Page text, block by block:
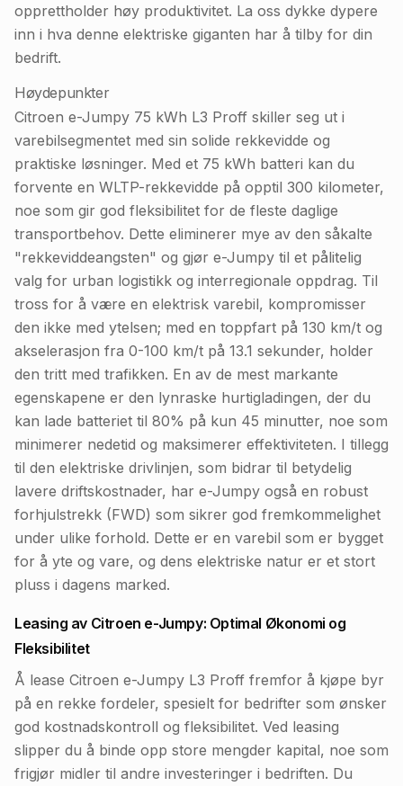
opprettholder høy produktivitet. La oss dykke dypere
inn i hva denne elektriske giganten har å tilby for din
bedrift.
Høydepunkter
Citroen e-Jumpy 75 kWh L3 Proff skiller seg ut i
varebilsegmentet med sin solide rekkevidde og
praktiske løsninger. Med et 75 kWh batteri kan du
forvente en WLTP-rekkevidde på opptil 300 kilometer,
noe som gir god fleksibilitet for de fleste daglige
transportbehov. Dette eliminerer mye av den såkalte
"rekkeviddeangsten" og gjør e-Jumpy til et pålitelig
valg for urban logistikk og interregionale oppdrag. Til
tross for å være en elektrisk varebil, kompromisser
den ikke med ytelsen; med en toppfart på 130 km/t og
akselerasjon fra 0-100 km/t på 13.1 sekunder, holder
den tritt med trafikken. En av de mest markante
egenskapene er den lynraske hurtigladingen, der du
kan lade batteriet til 80% på kun 45 minutter, noe som
minimerer nedetid og maksimerer effektiviteten. I tillegg
til den elektriske drivlinjen, som bidrar til betydelig
lavere driftskostnader, har e-Jumpy også en robust
forhjulstrekk (FWD) som sikrer god fremkommelighet
under ulike forhold. Dette er en varebil som er bygget
for å yte og vare, og dens elektriske natur er et stort
pluss i dagens marked.
Leasing av Citroen e-Jumpy: Optimal Økonomi og
Fleksibilitet
Å lease Citroen e-Jumpy L3 Proff fremfor å kjøpe byr
på en rekke fordeler, spesielt for bedrifter som ønsker
god kostnadskontroll og fleksibilitet. Ved leasing
slipper du å binde opp store mengder kapital, noe som
frigjør midler til andre investeringer i bedriften. Du